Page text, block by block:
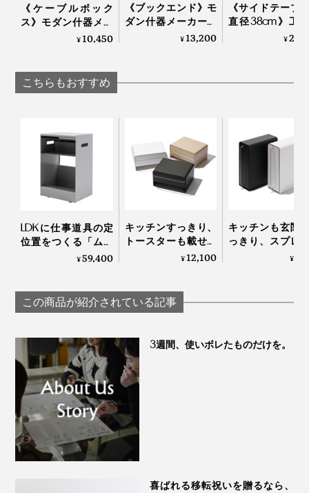
引き出しの中にはお茶菓子やスティックシュガー、コー
ヒーフレッシュなどの食品を。仕切りケースを入れて、
箸やスプーン、フォークなどのカトラリー入れにしても
写真は「ワイド」
ころも『KaKuKo』のカワイイところです。
3ミリ立ち上げたフチは「上にものを置いてもいいよ」というガイドの役割も
滑り落ちないというささやかな配慮もあり、まさに機能
美。
どありませんが、底部に貼る「滑り止めシール」も付属
《ケーブルボック
ス》モダン什器メー
カーが作ったスチー
¥10,450
《ブックエンド》モ
ダン什器メーカーが
作った、飾れる「ブ
¥13,200
《サイドテーブ
直径38cm》工
らずで組立て
¥
こちらもおすすめ
LDKに仕事道具の定
位置をつくる「ムー
ビング書斎」｜
¥59,400
キッチンすっきり、
トースターも載せら
れる「ブレッドドロ
¥12,100
キッチンも玄関
っきり、スプレ
や鍵を収納で
¥
この商品が紹介されている記事
3週間、使いボレたものだけを。
喜ばれる移転祝いを贈るなら、